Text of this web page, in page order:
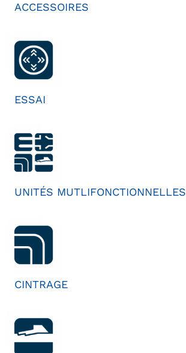
ACCESSOIRES
ESSAI
UNITÉS MUTLIFONCTIONNELLES
CINTRAGE